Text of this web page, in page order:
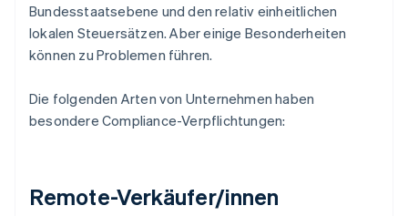
Bundesstaatsebene und den relativ einheitlichen
lokalen Steuersätzen. Aber einige Besonderheiten
können zu Problemen führen.
Die folgenden Arten von Unternehmen haben
besondere Compliance-Verpflichtungen:
Remote-Verkäufer/innen